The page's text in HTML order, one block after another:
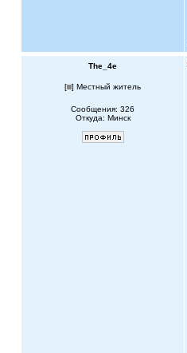
The_4e
[ ] Местный житель
Сообщения: 326
Откуда: Минск